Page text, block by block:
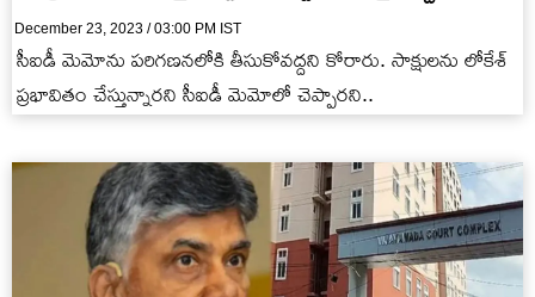
December 23, 2023 / 03:00 PM IST
సీఐడీ మెమోను పరిగణనలోకి తీసుకోవద్దని కోరారు. సాక్షులను లోకేశ్
ప్రభావితం చేస్తున్నారని సీఐడీ మెమోలో చెప్పారని..